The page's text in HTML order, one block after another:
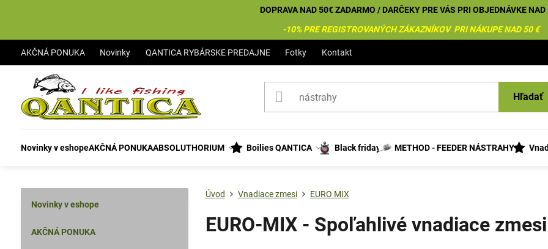
DOPRAVA NAD 50€ ZADARMO / DARČEKY PRE VÁS PRI OBJEDNÁVKE
-10% PRE REGISTROVANÝCH ZÁKAZNÍKOV PRI NÁKUPE NAD 50 €
AKČNÁ PONUKA Novinky QANTICA RYBÁRSKE PREDAJNE Fotky Kontakt
Hľadať
Novinky v eshopeAKČNÁ PONUKAABSOLUTHORIUM Boilies QANTICA Black friday METHOD - FEEDER NÁSTRAHY
Úvod Vnadiace zmesi EURO MIX
EURO-MIX - Spoľahlivé vnadiace zmesi
Novinky v eshope
AKČNÁ PONUKA